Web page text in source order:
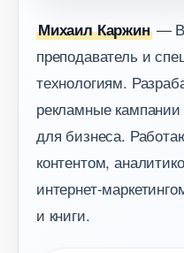
Михаил Каржин—
преподаватель и
технологиям.
рекламные
для бизнеса.
контентом,
интернет-
и книги.